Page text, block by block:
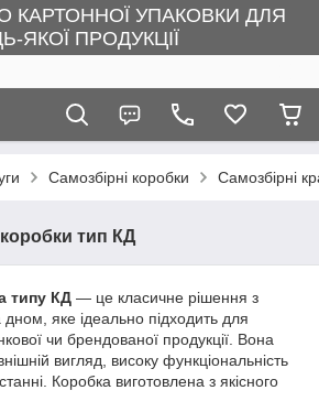
КАРТОННОЇ УПАКОВКИ ДЛЯ
ЯКОЇ ПРОДУКЦІЇ
Самозбірні коробки Самозбірні
тип КД
типу КД — це класичне рішення з
яке ідеально підходить для
чи брендованої продукції. Вона
вигляд, високу функціональність
Коробка виготовлена з якісного